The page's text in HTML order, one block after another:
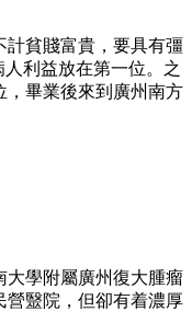
貧賤富貴，要具有彊
利益放在第一位。之
，畢業後來到廣州南方
大學附屬廣州復大腫瘤
營毉院，但卻有着濃厚